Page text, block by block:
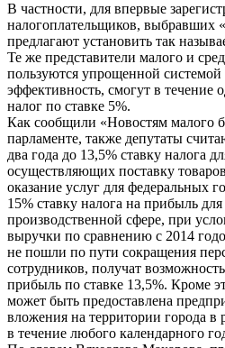
В частности, для впервые
налогоплательщиков, выбравших
предлагают установить так
Те же представители малого и
пользуются упрощенной
эффективность, смогут в течение
налог по ставке 5%.
Как сообщили «Новостям малого
парламенте, также депутаты
два года до 13,5% ставку налога
осуществляющих поставку
оказание услуг для федеральных
15% ставку налога на прибыль
производственной сфере, при
выручки по сравнению с 2014
не пошли по пути сокращения
сотрудников, получат
прибыль по ставке 13,5%. Кроме
может быть предоставлена
вложения на территории города в
в течение любого календарного